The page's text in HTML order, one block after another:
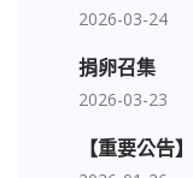
2026-03-24
捐卵召集
2026-03-23
【重要公告